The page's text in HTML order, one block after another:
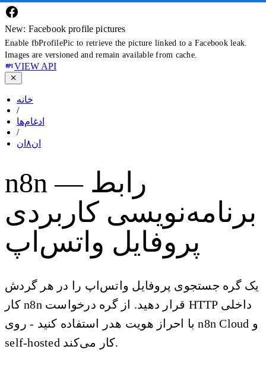
New: Facebook profile pictures
Enable fbProfilePic to retrieve the picture linked to a Facebook leak.
Images are versioned and remain available from cache.
VIEW API
خانه
/
ادغام‌ها
/
ان۸ان
n8n — رابط
برنامه‌نویسی کاربردی
پروفایل واتس‌اپ
یک گره جستجوی پروفایل واتس‌اپ را در هر گردش
کار n8n قرار دهید. از گره درخواست HTTP داخلی
با احراز هویت هدر استفاده کنید - روی n8n Cloud و
self-hosted کار می‌کند.